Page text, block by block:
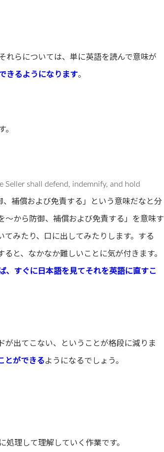
れらについては、単に英語を読んで意味が
きるようになります。
。
shall defend, indemnify, and hold
補償および免責する」という意味だなと分
～から防御、補償および免責する」を意味す
みたり、口に出してみたりします。する
と、なかなか難しいことに気が付きます。
、すぐに日本語を見てそれを英語に直すこ
が出てこない、ということが格段に減りま
とができるようになるでしょう。
理して理解していく作業です。